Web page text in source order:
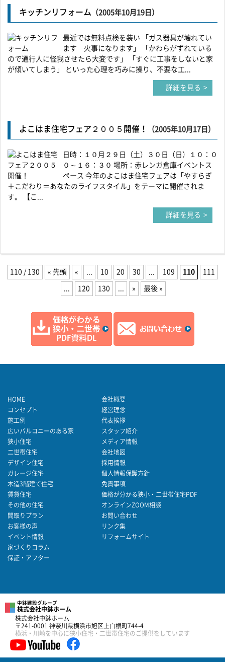
キッチンリフォーム （2005年10月19日）
最近では無料点検を装い 「ガス器具が壊れてい
ます 火事になります」 「かわらがずれている
ので通行人に怪我させたら大変です」 「すぐに工事をしないと家
が傾いてしまう」 といった心理を巧みに操り、不要な工...
詳細を見る
よこはま住宅フェア２００５開催！ （2005年10月17日）
日時：１０月２９日（土）３０日（日）１０：０
０～１６：３０ 場所：赤レンガ倉庫イベントス
ペース 今年のよこはま住宅フェアは「やすらぎ
＋こだわり＝あなたのライフスタイル」をテーマに開催されま
す。 【こ...
詳細を見る
110 / 130 « 先頭 « 10 20 30 109 110 111
120 130 » 最後 »
HOME
コンセプト
施工例
広いバルコニーのある家
狭小住宅
二世帯住宅
デザイン住宅
ガレージ住宅
木造3階建て住宅
賃貸住宅
その他の住宅
間取りプラン
お客様の声
イベント情報
家づくりコラム
保証・アフター
会社概要
経営理念
代表挨拶
スタッフ紹介
メディア情報
会社地図
採用情報
個人情報保護方針
免責事項
価格が分かる狭小・二世帯住宅PDF
オンラインZOOM相談
お問い合わせ
リンク集
リフォームサイト
中鉢建設グループ
株式会社中鉢ホーム
株式会社中鉢ホーム
〒241-0001 神奈川県横浜市旭区上白根町744-4
横浜・川崎を中心に狭小住宅・二世帯住宅のご提供をしています